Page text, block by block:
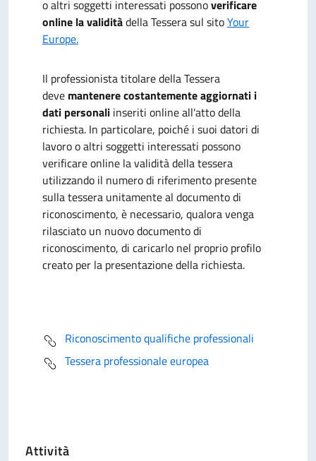
o altri soggetti interessati possonoverificare
online la validitàdella Tessera sul sitoYour
Europe.
Il professionista titolare della Tessera
deve mantenere costantemente aggiornati i
dati personali inseriti online all'atto della
richiesta. In particolare, poiché i suoi datori di
lavoro o altri soggetti interessati possono
verificare online la validità della tessera
utilizzando il numero di riferimento presente
sulla tessera unitamente al documento di
riconoscimento, è necessario, qualora venga
rilasciato un nuovo documento di
riconoscimento, di caricarlo nel proprio profilo
creato per la presentazione della richiesta.
Riconoscimento qualifiche professionali
Tessera professionale europea
Attività